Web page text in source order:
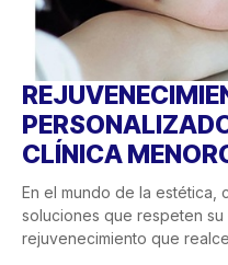
CLÍNICA
En el mundo de la estética,
soluciones que respeten
rejuvenecimiento que